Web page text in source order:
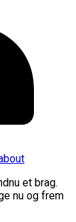
et brag.
nu og frem